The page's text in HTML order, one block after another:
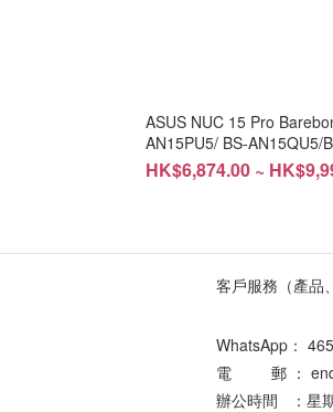
ASUS NUC 15 Pro
AN15PU5/ BS-AN15QU5/
AN15QU7) #DIY #free
HK$6,874.00 ~
客戶服務（產品
WhatsApp：
電 郵 ：
辦公時間 ：星